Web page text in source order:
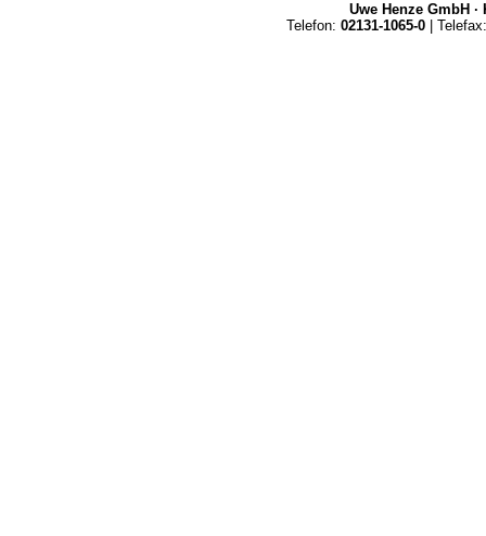
Uwe Henze GmbH ·
Telefon: 02131-1065-0 | Telefax: